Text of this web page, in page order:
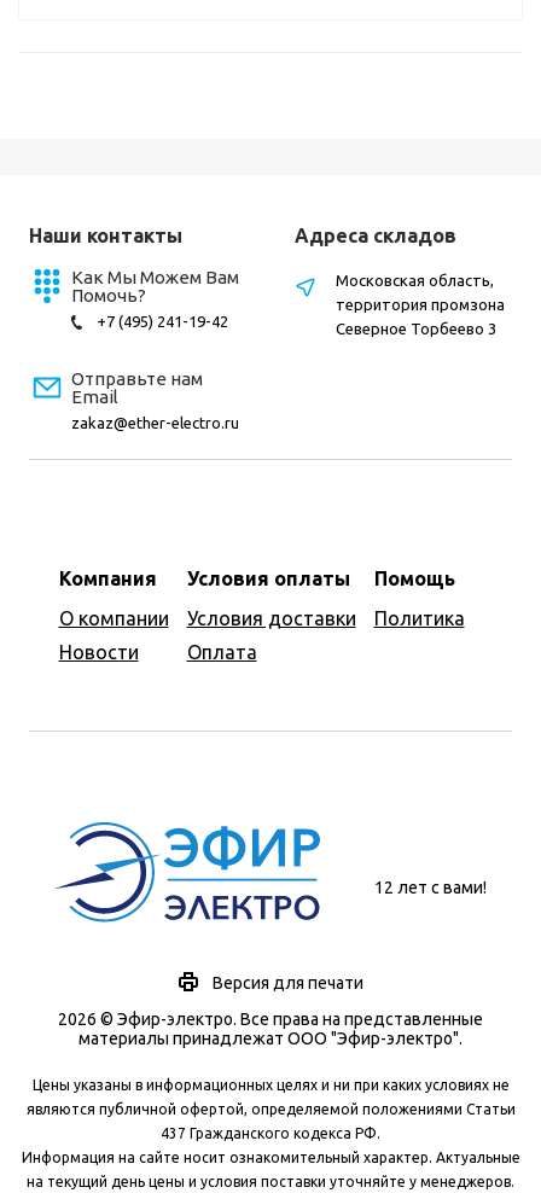
Наши контакты
Как Мы Можем Вам
Помочь?
+7 (495) 241-19-42
Отправьте нам
Email
zakaz@ether-electro.ru
Компания
О компании
Новости
Условия оплаты
Условия доставки
Оплата
Помощь
Политика
Адреса складов
Московская область,
территория промзона
Северное Торбеево 3
12 лет с вами!
Версия для печати
2026 © Эфир-электро. Все права на представленные
материалы принадлежат ООО "Эфир-электро".
Цены указаны в информационных целях и ни при каких условиях не
являются публичной офертой, определяемой положениями Статьи
437 Гражданского кодекса РФ.
Информация на сайте носит ознакомительный характер. Актуальные
на текущий день цены и условия поставки уточняйте у менеджеров.